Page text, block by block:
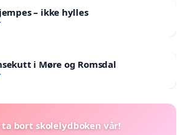
– ikke hylles
i Møre og Romsdal
bort skolelydboken vår!